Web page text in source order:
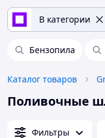
В категории
Бензопила
Каталог товаров
Поливочные
Фильтры